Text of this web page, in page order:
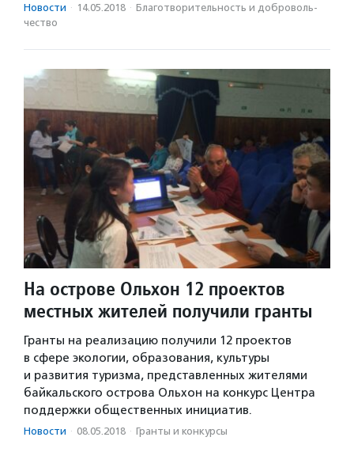
Новости · 14.05.2018 · Благотвори­тель­ность и доброволь­
чест­во
На острове Ольхон 12 проектов
местных жителей получили гранты
Гранты на реализацию получили 12 проектов
в сфере экологии, образования, культуры
и развития туризма, представленных жителями
байкальского острова Ольхон на конкурс Центра
поддержки общественных инициатив.
Новости · 08.05.2018 · Гранты и конкурсы